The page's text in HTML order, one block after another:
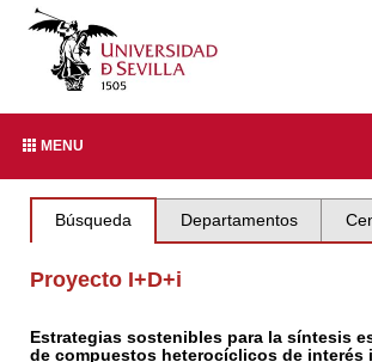
MENU
Búsqueda Departamentos
Proyecto I+D+i
Estrategias sostenibles para la síntesis
de compuestos heterocíclicos de interés